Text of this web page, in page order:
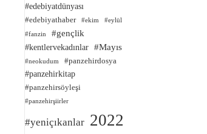
#edebiyatdünyası
#edebiyathaber #ekim #eylül
#fanzin
#gençlik
#kentlervekadınlar #Mayıs
#neokudum
#panzehirdosya
#panzehirkitap
#panzehirsöyleşi
#panzehirşiirler
#yeniçıkanlar 2022